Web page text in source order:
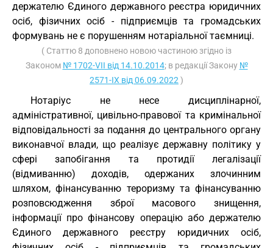
держателю Єдиного державного реєстра юридичних
осіб, фізичних осіб - підприємців та громадських
формувань не є порушенням нотаріальної таємниці.
( Статтю 8 доповнено новою частиною згідно із
Законом № 1702-VII від 14.10.2014; в редакції Закону №
2571-IX від 06.09.2022 )
Нотаріус не несе дисциплінарної,
адміністративної, цивільно-правової та кримінальної
відповідальності за подання до центрального органу
виконавчої влади, що реалізує державну політику у
сфері запобігання та протидії легалізації
(відмиванню) доходів, одержаних злочинним
шляхом, фінансуванню тероризму та фінансуванню
розповсюдження зброї масового знищення,
інформації про фінансову операцію або держателю
Єдиного державного реєстру юридичних осіб,